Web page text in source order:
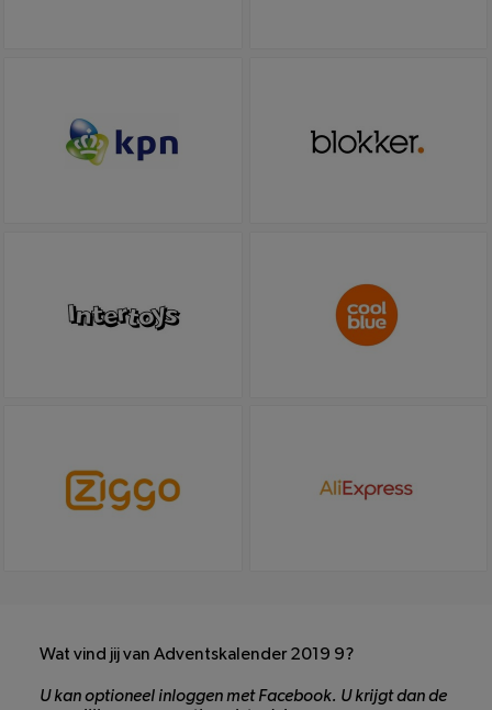
Wat vind jij van Adventskalender 2019 9?
U kan optioneel inloggen met Facebook. U krijgt dan de